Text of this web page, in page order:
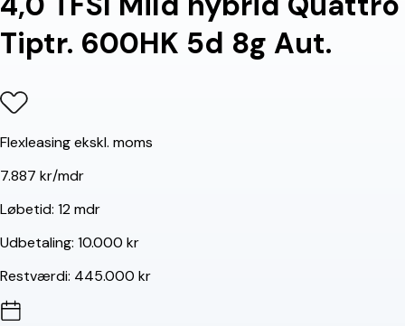
Tiptr. 600HK 5d 8g Aut.
Flexleasing ekskl. moms
7.887 kr/mdr
Løbetid: 12 mdr
Udbetaling: 10.000 kr
Restværdi: 445.000 kr